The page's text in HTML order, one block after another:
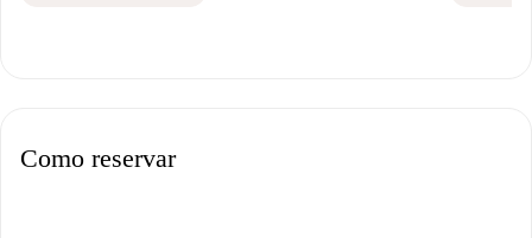
Como reservar